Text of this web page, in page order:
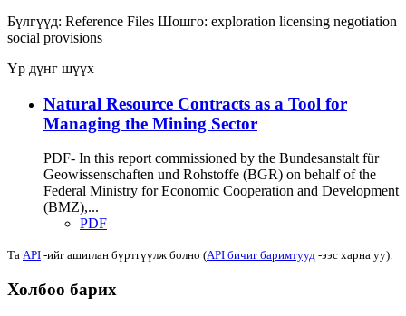
Бүлгүүд: Reference Files Шошго: exploration licensing negotiation
social provisions
Үр дүнг шүүх
Natural Resource Contracts as a Tool for
Managing the Mining Sector
PDF- In this report commissioned by the Bundesanstalt für
Geowissenschaften und Rohstoffe (BGR) on behalf of the
Federal Ministry for Economic Cooperation and Development
(BMZ),...
PDF
Та API -ийг ашиглан бүртгүүлж болно (API бичиг баримтууд -ээс харна уу).
Холбоо барих